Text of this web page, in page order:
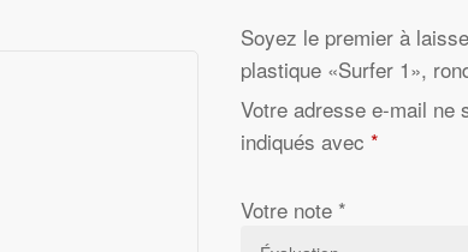
Soyez le premier à
plastique «Surfer 1»,
Votre adresse e-mail ne
indiqués avec *
Votre note *